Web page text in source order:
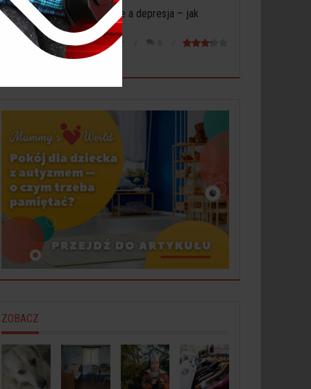
Dojrzewanie a depresja – jak
rozpoznać...
6 maja 2022 0
ZOBACZ